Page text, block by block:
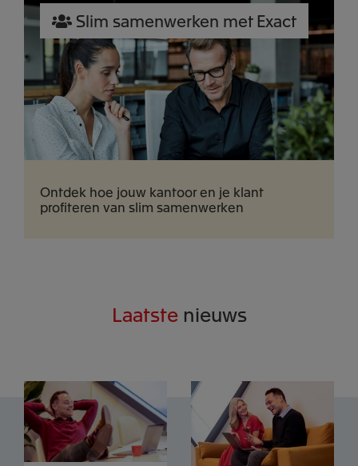
Slim samenwerken met Exact
Ontdek hoe jouw kantoor en je klant
profiteren van slim samenwerken
Laatstenieuws